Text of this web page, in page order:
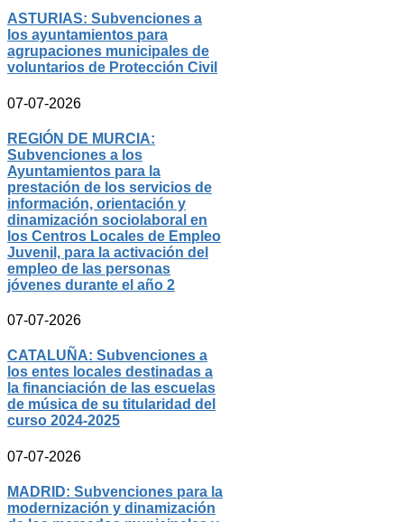
ASTURIAS: Subvenciones a
los ayuntamientos para
agrupaciones municipales de
voluntarios de Protección Civil
07-07-2026
REGIÓN DE MURCIA:
Subvenciones a los
Ayuntamientos para la
prestación de los servicios de
información, orientación y
dinamización sociolaboral en
los Centros Locales de Empleo
Juvenil, para la activación del
empleo de las personas
jóvenes durante el año 2
07-07-2026
CATALUÑA: Subvenciones a
los entes locales destinadas a
la financiación de las escuelas
de música de su titularidad del
curso 2024-2025
07-07-2026
MADRID: Subvenciones para la
modernización y dinamización